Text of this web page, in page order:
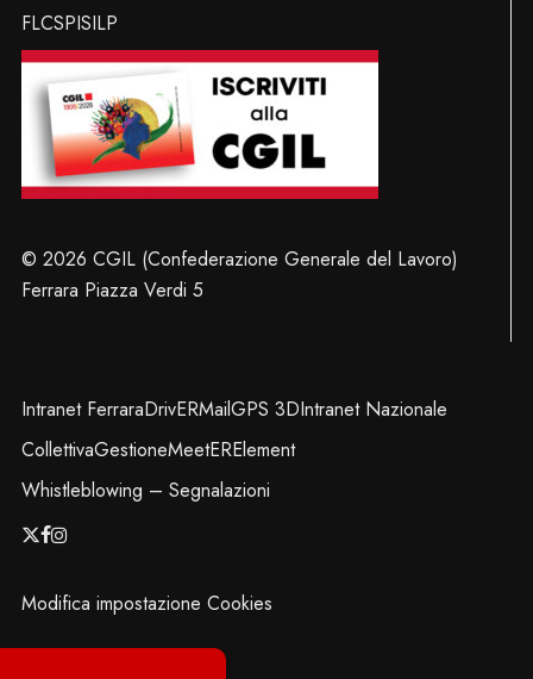
FLCSPISILP
© 2026 CGIL (Confederazione Generale del Lavoro)
Ferrara Piazza Verdi 5
Intranet FerraraDrivERMailGPS 3DIntranet Nazionale
CollettivaGestioneMeetERElement
Whistleblowing – Segnalazioni
x- facebook
instagram
Modifica impostazione Cookies